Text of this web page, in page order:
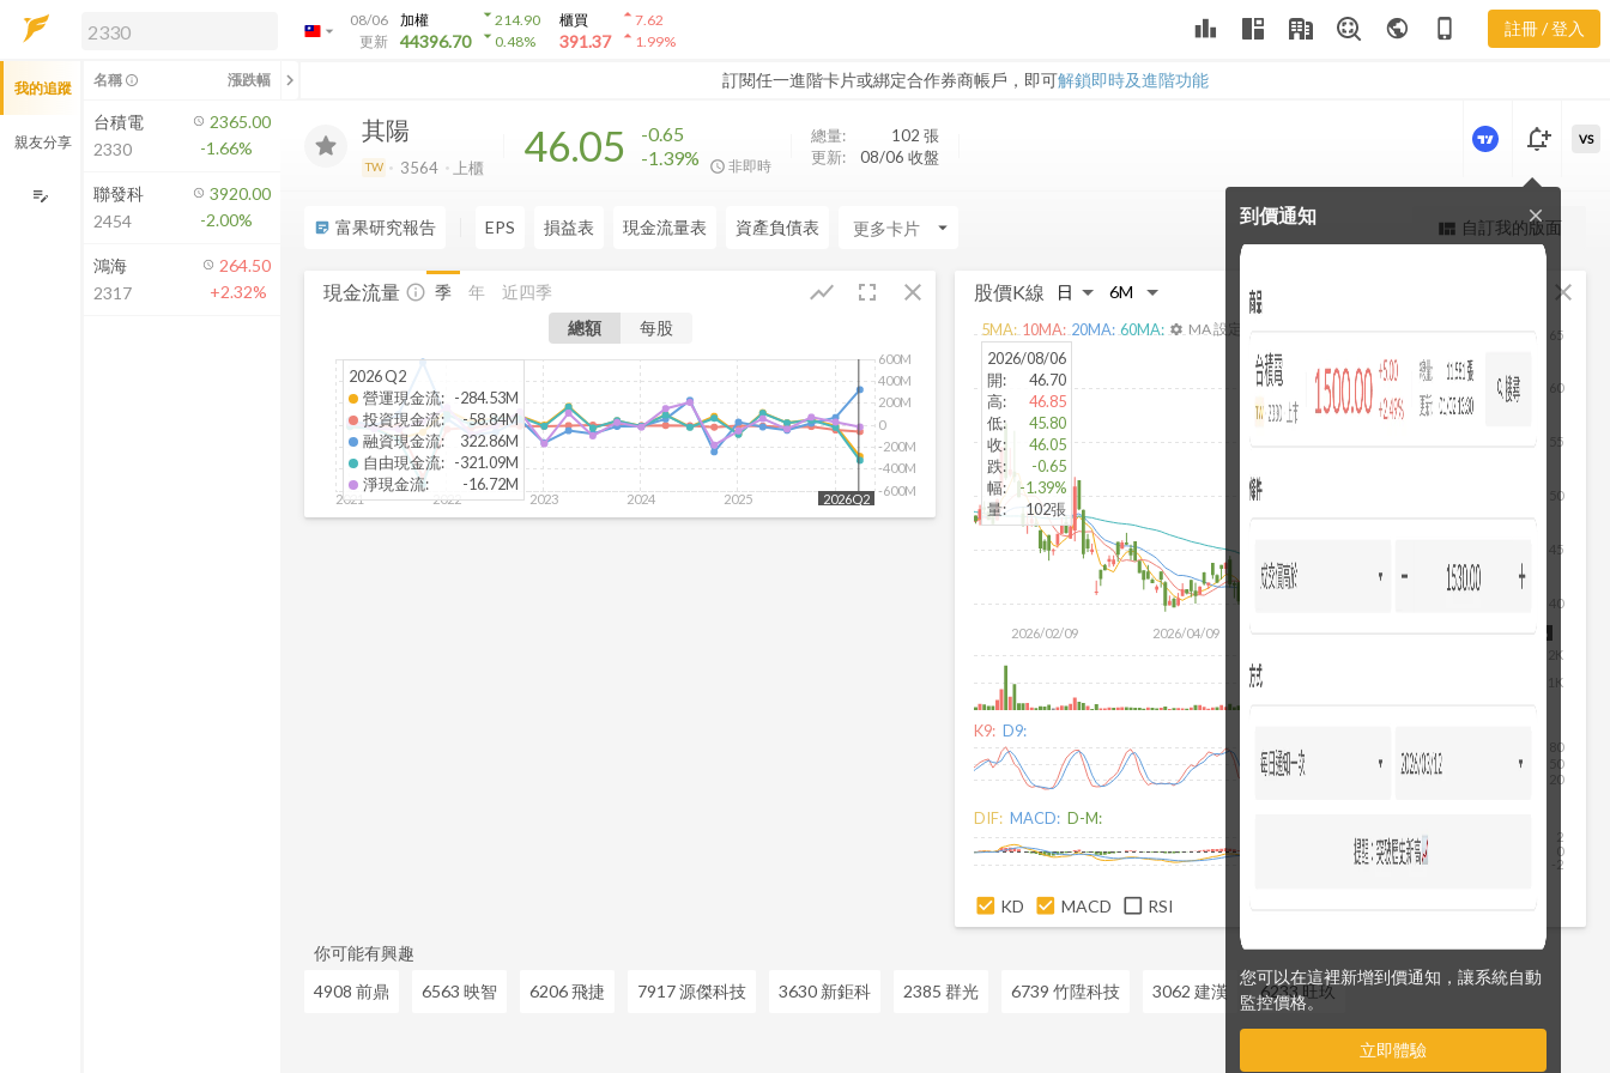
arrow_drop_down
08/06
更新
加權
44396.70
arrow_drop_down214.90
arrow_drop_down0.48%
櫃買
391.37
arrow_drop_up7.62
arrow_drop_up1.99% leaderboard public phone_iphone 註冊 / 登入
訂閱任一進階卡片或綁定合作券商帳戶，即可解鎖即時及進階功能
解鎖即時行情及進階功能
方案」，即可解鎖以下功能：
即時行情
即時市況與排行
成交金額熱力圖
前往方案訂閱
如何綁定合作券商
量
其陽
TW 3564 上櫃 46.05
-0.65
-1.39%
非即時
總量: 102 張
更新:
08/06 收盤
更強大的進階價量圖表
notification_add
到價通知
您可以在這裡新增到價通知，讓系統自動
監控價格。
立即體驗
close
VS
sticky_note_2 富果研究報告 EPS 損益表 現金流量表 資產負債表 arrow_drop_down view_quilt 自訂我的版面
現金流量 fullscreen close
show_chart
info_outline 季 年
近四季
總額
每股
2021 2022 2023 2024 2025 2026
-600M
-400M
-200M
0
200M
400M
600M
2026Q2
2026 Q2
營運現金流: -284.53M
投資現金流:
-58.84M
融資現金流:
322.86M
自由現金流: -321.09M
淨現金流: -16.72M
股價K線 close
2026/02/09 2026/04/09
40
45
50
55
60
65
2026/08/06
1K
2K
2026/08/06
開:
46.70
高:
46.85
低:
45.80
收:
46.05
跌:
-0.65
幅:
-1.39%
量: 102張
5MA: 10MA: 20MA: 60MA: settings MA 設定
K9: D9:
20
50
80
DIF: MACD: D-M:
-2
0
2
KD MACD RSI
你可能有興趣
4908 前鼎
6563 映智 6206 飛捷 7917 源傑科技 3630 新鉅科 2385 群光 6739 竹陞科技 3062 建漢 6233 旺玖
我的追蹤
親友分享
edit_note
名稱 info_outline 漲跌幅 chevron_left
台積電
2330
2365.00
-1.66%
聯發科
2454
3920.00
-2.00%
鴻海
2317
264.50
+2.32%